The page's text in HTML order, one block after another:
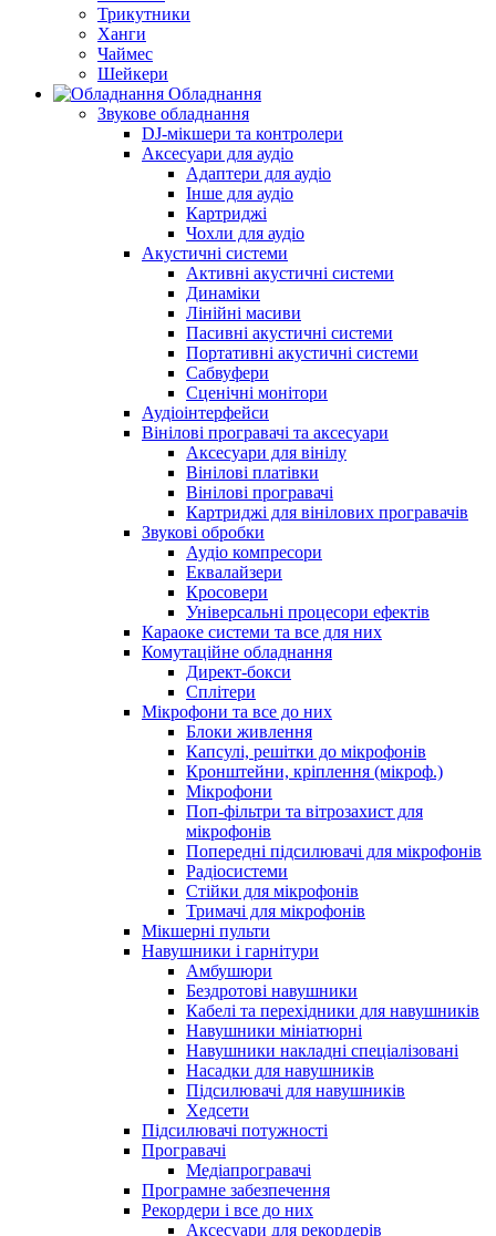
Трикутники
Ханги
Чаймес
Шейкери
Обладнання
Звукове обладнання
DJ-мікшери та контролери
Аксесуари для аудіо
Адаптери для аудіо
Інше для аудіо
Картриджі
Чохли для аудіо
Акустичні системи
Активні акустичні системи
Динаміки
Лінійні масиви
Пасивні акустичні системи
Портативні акустичні системи
Сабвуфери
Сценічні монітори
Аудіоінтерфейси
Вінілові програвачі та аксесуари
Аксесуари для вінілу
Вінілові платівки
Вінілові програвачі
Картриджі для вінілових програвачів
Звукові обробки
Аудіо компресори
Еквалайзери
Кросовери
Універсальні процесори ефектів
Караоке системи та все для них
Комутаційне обладнання
Директ-бокси
Сплітери
Мікрофони та все до них
Блоки живлення
Капсулі, решітки до мікрофонів
Кронштейни, кріплення (мікроф.)
Мікрофони
Поп-фільтри та вітрозахист для
мікрофонів
Попередні підсилювачі для мікрофонів
Радіосистеми
Стійки для мікрофонів
Тримачі для мікрофонів
Мікшерні пульти
Навушники і гарнітури
Амбушюри
Бездротові навушники
Кабелі та перехідники для навушників
Навушники мініатюрні
Навушники накладні спеціалізовані
Насадки для навушників
Підсилювачі для навушників
Хедсети
Підсилювачі потужності
Програвачі
Медіапрогравачі
Програмне забезпечення
Рекордери і все до них
Аксесуари для рекордерів